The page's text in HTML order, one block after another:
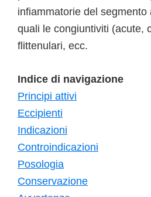
infiammatorie del
quali le congiuntiviti (acute,
flittenulari, ecc.
Indice di navigazione
Principi attivi
Eccipienti
Indicazioni
Controindicazioni
Posologia
Conservazione